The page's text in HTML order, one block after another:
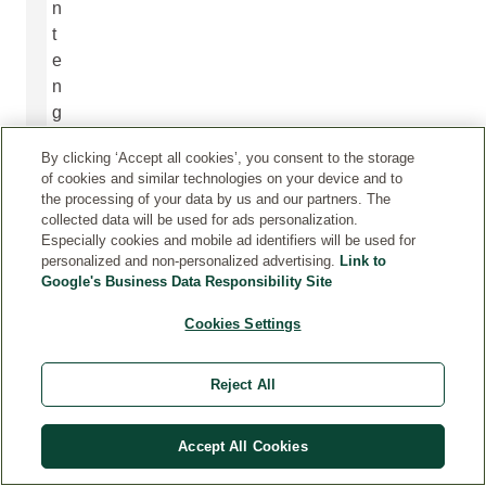
n
t
e
n
g
n
n
g
r
t
By clicking ‘Accept all cookies’, you consent to the storage
of cookies and similar technologies on your device and to
the processing of your data by us and our partners. The
collected data will be used for ads personalization.
Especially cookies and mobile ad identifiers will be used for
personalized and non-personalized advertising. Link to
Google's Business Data Responsibility Site
Cookies Settings
Reject All
Accept All Cookies